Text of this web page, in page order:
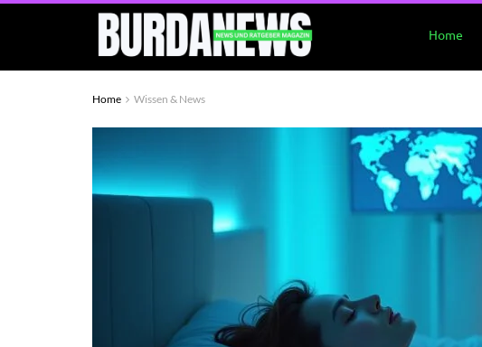
Home
Home Wissen & News